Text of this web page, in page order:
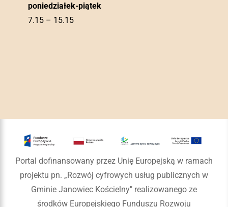
poniedziałek-piątek
7.15 – 15.15
Portal dofinansowany przez Unię Europejską w ramach
projektu pn. „Rozwój cyfrowych usług publicznych w
Gminie Janowiec Kościelny" realizowanego ze
środków Europejskiego Funduszu Rozwoju